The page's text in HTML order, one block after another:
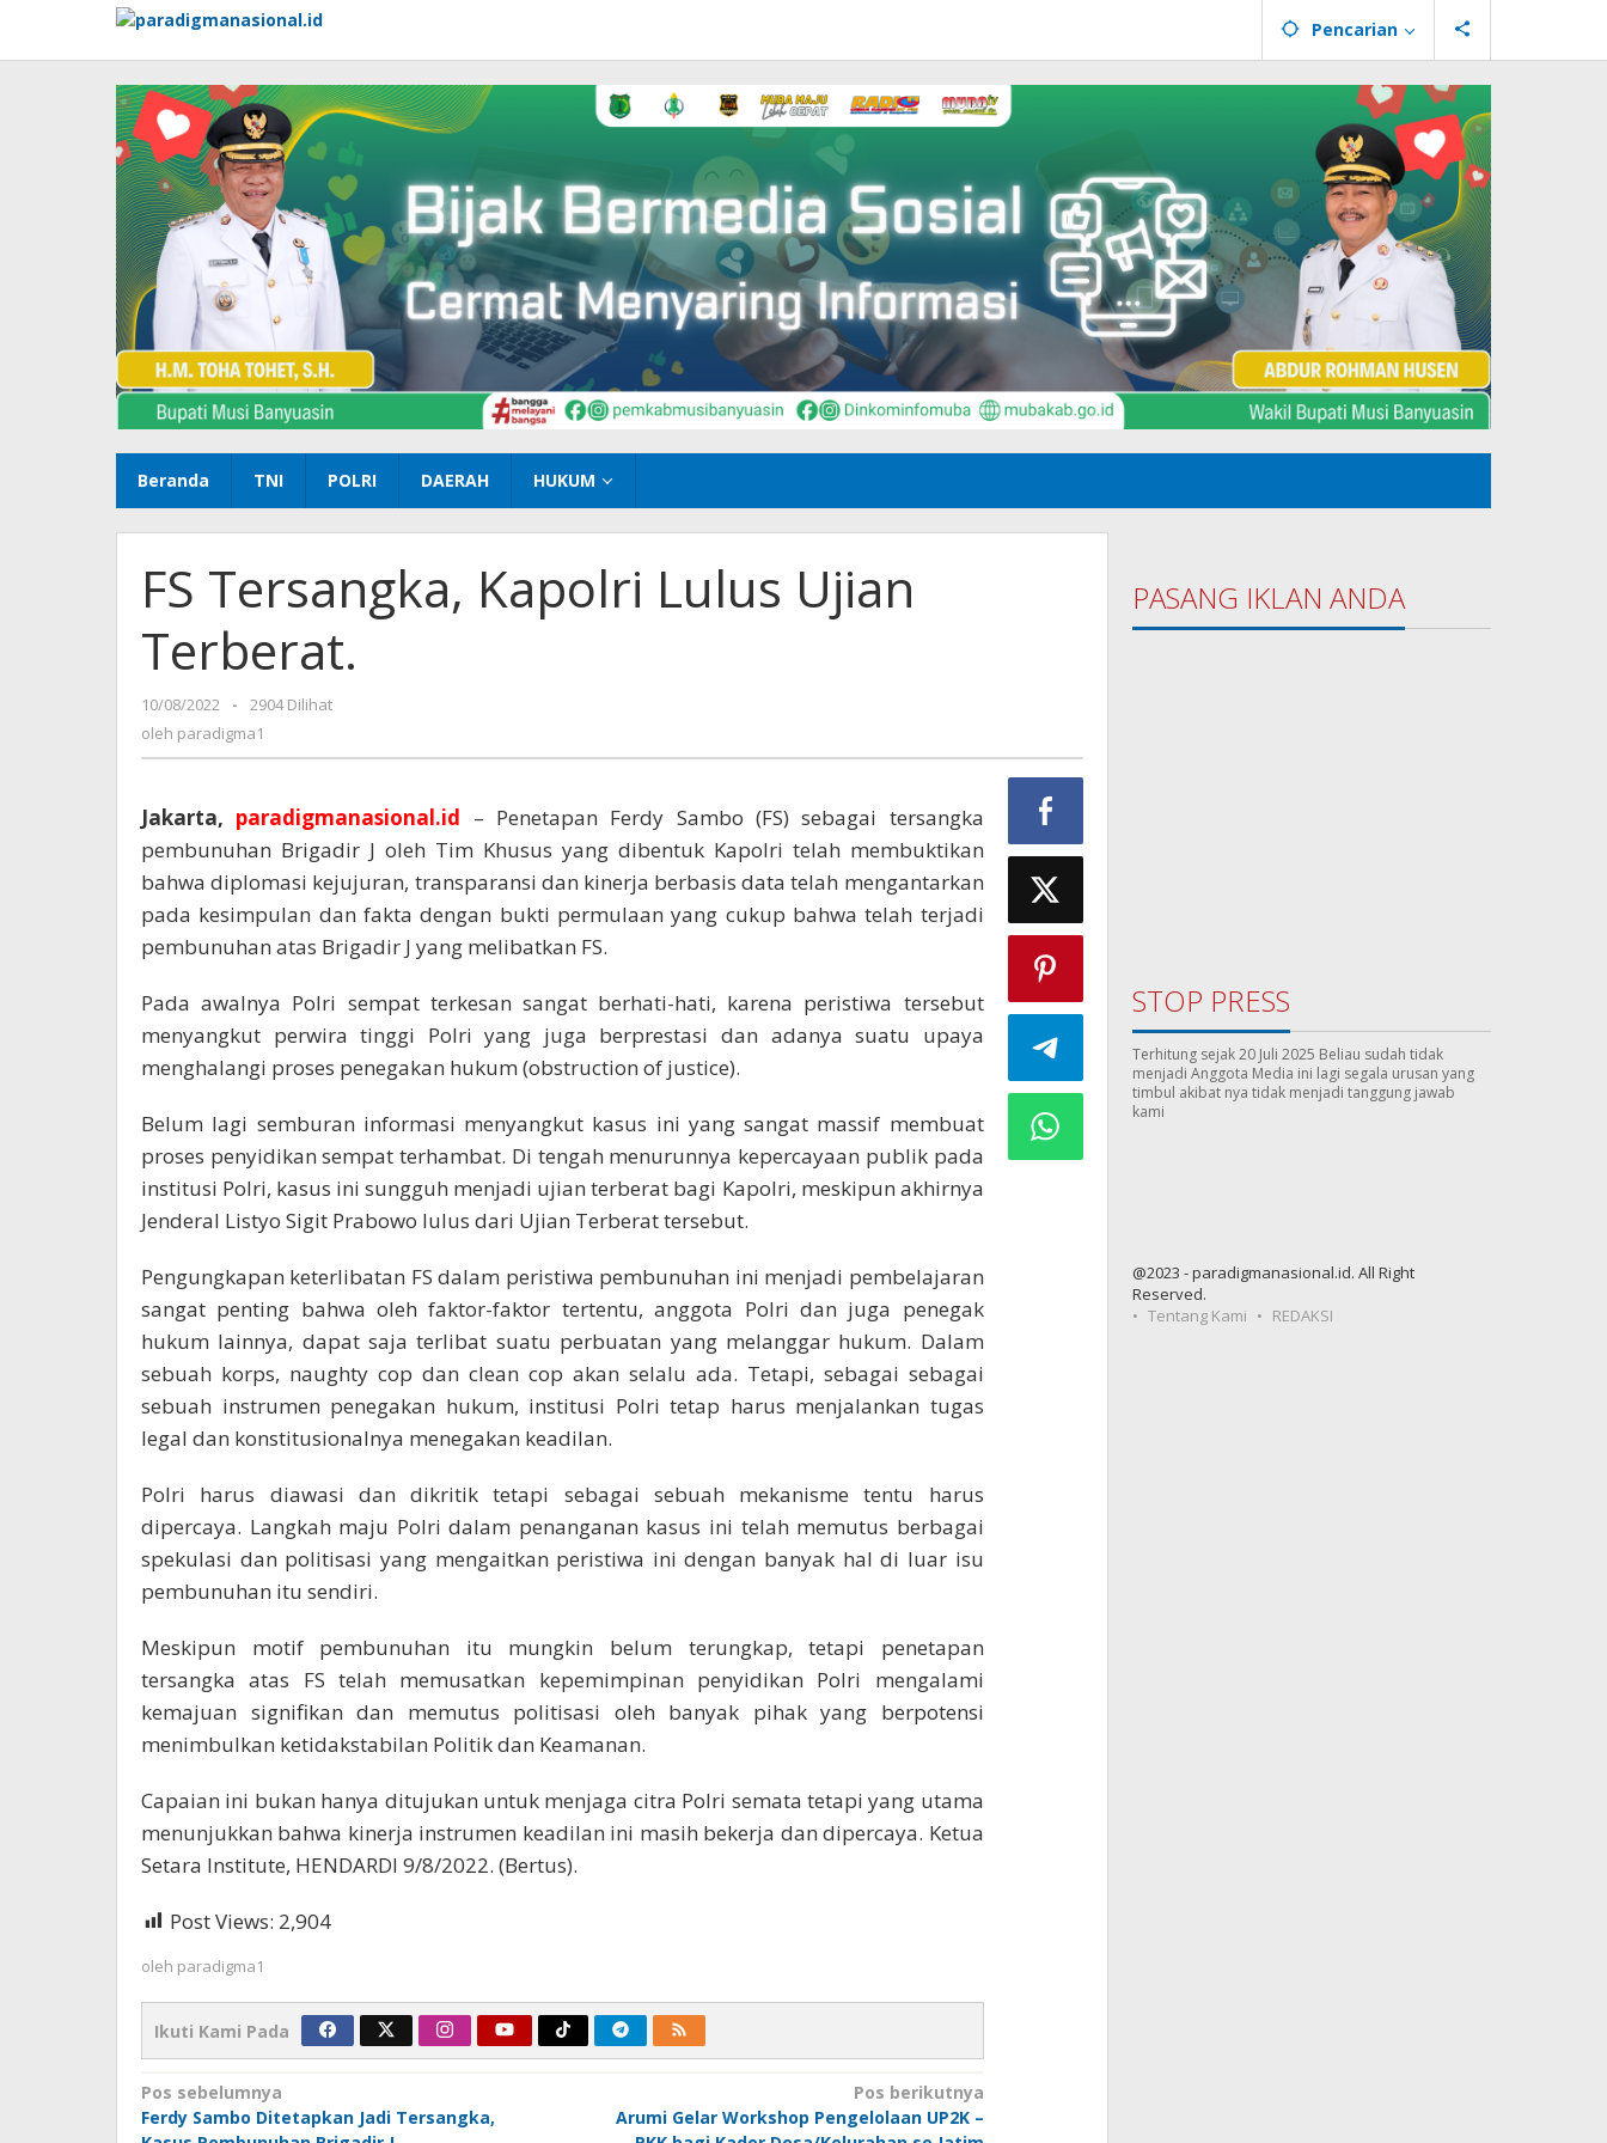
konten
Pencarian
Beranda TNI POLRI DAERAH HUKUM
FS Tersangka, Kapolri Lulus Ujian
Terberat.
10/08/2022
oleh
paradigma1
-
2904 Dilihat
oleh paradigma1
Jakarta, paradigmanasional.id – Penetapan Ferdy Sambo (FS) sebagai tersangka
pembunuhan Brigadir J oleh Tim Khusus yang dibentuk Kapolri telah membuktikan
bahwa diplomasi kejujuran, transparansi dan kinerja berbasis data telah mengantarkan
pada kesimpulan dan fakta dengan bukti permulaan yang cukup bahwa telah terjadi
pembunuhan atas Brigadir J yang melibatkan FS.
Pada awalnya Polri sempat terkesan sangat berhati-hati, karena peristiwa tersebut
menyangkut perwira tinggi Polri yang juga berprestasi dan adanya suatu upaya
menghalangi proses penegakan hukum (obstruction of justice).
Belum lagi semburan informasi menyangkut kasus ini yang sangat massif membuat
proses penyidikan sempat terhambat. Di tengah menurunnya kepercayaan publik pada
institusi Polri, kasus ini sungguh menjadi ujian terberat bagi Kapolri, meskipun akhirnya
Jenderal Listyo Sigit Prabowo lulus dari Ujian Terberat tersebut.
Pengungkapan keterlibatan FS dalam peristiwa pembunuhan ini menjadi pembelajaran
sangat penting bahwa oleh faktor-faktor tertentu, anggota Polri dan juga penegak
hukum lainnya, dapat saja terlibat suatu perbuatan yang melanggar hukum. Dalam
sebuah korps, naughty cop dan clean cop akan selalu ada. Tetapi, sebagai sebagai
sebuah instrumen penegakan hukum, institusi Polri tetap harus menjalankan tugas
legal dan konstitusionalnya menegakan keadilan.
Polri harus diawasi dan dikritik tetapi sebagai sebuah mekanisme tentu harus
dipercaya. Langkah maju Polri dalam penanganan kasus ini telah memutus berbagai
spekulasi dan politisasi yang mengaitkan peristiwa ini dengan banyak hal di luar isu
pembunuhan itu sendiri.
Meskipun motif pembunuhan itu mungkin belum terungkap, tetapi penetapan
tersangka atas FS telah memusatkan kepemimpinan penyidikan Polri mengalami
kemajuan signifikan dan memutus politisasi oleh banyak pihak yang berpotensi
menimbulkan ketidakstabilan Politik dan Keamanan.
Capaian ini bukan hanya ditujukan untuk menjaga citra Polri semata tetapi yang utama
menunjukkan bahwa kinerja instrumen keadilan ini masih bekerja dan dipercaya. Ketua
Setara Institute, HENDARDI 9/8/2022. (Bertus).
Post Views: 2,904
oleh paradigma1
Ikuti Kami Pada
Navigasi
pos
Pos sebelumnya
Ferdy Sambo Ditetapkan Jadi Tersangka,
Pos berikutnya
Arumi Gelar Workshop Pengelolaan UP2K –
PASANG IKLAN ANDA
STOP PRESS
Terhitung sejak 20 Juli 2025 Beliau sudah tidak
menjadi Anggota Media ini lagi segala urusan yang
timbul akibat nya tidak menjadi tanggung jawab
kami
@2023 - paradigmanasional.id. All Right
Reserved.
Tentang Kami
REDAKSI